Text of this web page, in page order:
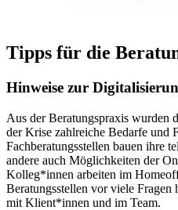
Tipps für die
Hinweise zur
Aus der Beratungspraxis wurden
der Krise zahlreiche Bedarfe und
Fachberatungsstellen bauen ihre
andere auch Möglichkeiten der
Kolleg*innen arbeiten im
Beratungsstellen vor viele
mit Klient*innen und im Team.